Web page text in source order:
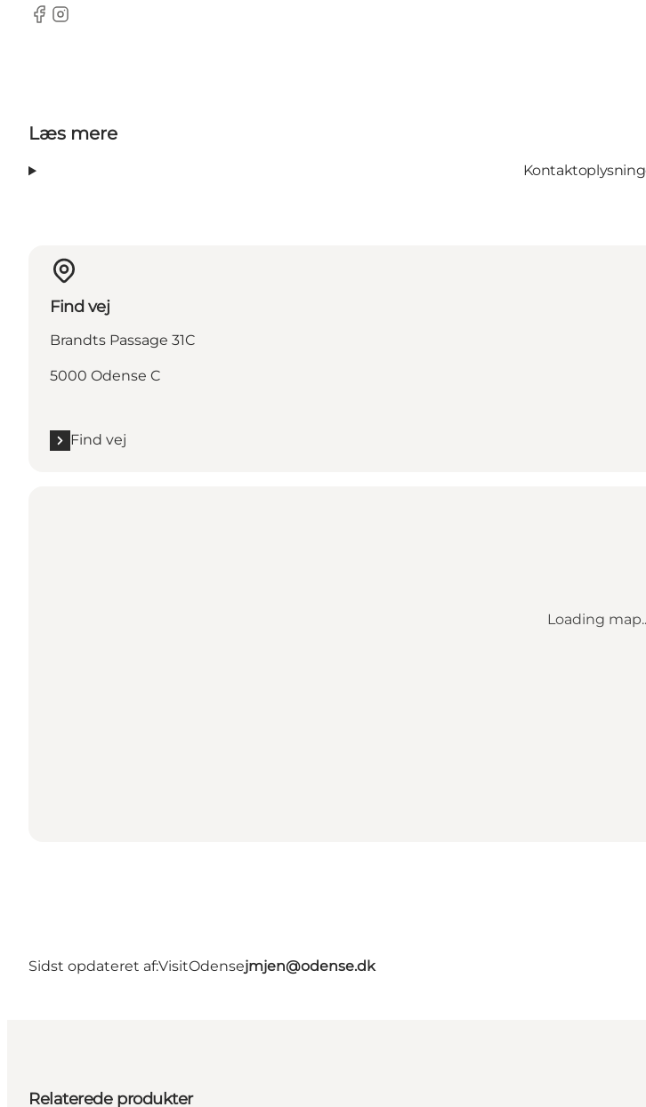
Facebook
Instagram
Læs mere
Find vej
Brandts Passage 31C
5000 Odense C
Find vej
Loading
Sidst opdateret af:VisitOdensejmjen@odense.dk
Relaterede produkter